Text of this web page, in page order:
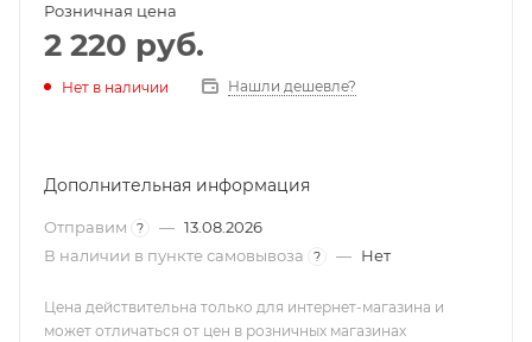
Розничная цена
2 220 руб.
Нет в наличии Нашли дешевле?
Дополнительная информация
Отправим ? — 13.08.2026
В наличии в пункте самовывоза
? — Нет
Цена действительна только для интернет-магазина и
может отличаться от цен в розничных магазинах